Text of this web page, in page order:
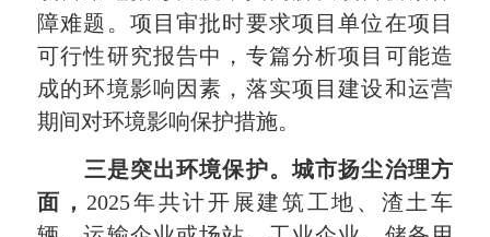
障难题。项目审批时要求项目单位在项目
可行性研究报告中，专篇分析项目可能造
成的环境影响因素，落实项目建设和运营
期间对环境影响保护措施。
三是突出环境保护。城市扬尘治理方
面， 2025年共计开展建筑工地、渣土车